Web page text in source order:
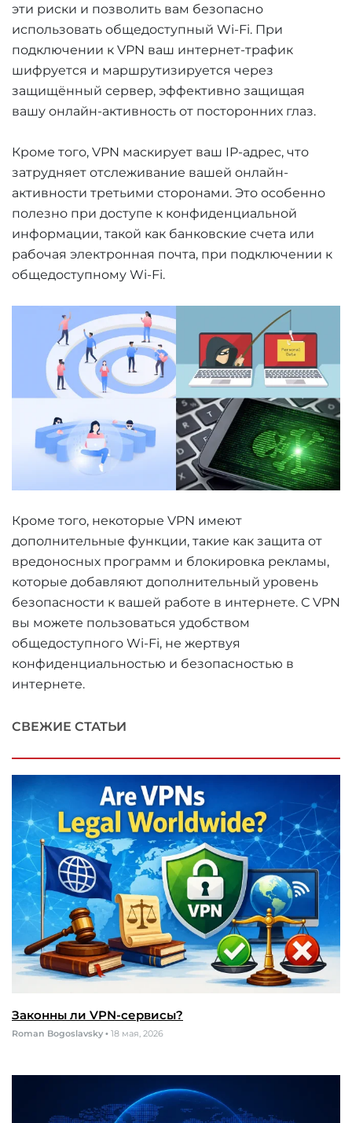
эти риски и позволить вам безопасно
использовать общедоступный Wi-Fi. При
подключении к VPN ваш интернет-трафик
шифруется и маршрутизируется через
защищённый сервер, эффективно защищая
вашу онлайн-активность от посторонних глаз.
Кроме того, VPN маскирует ваш IP-адрес, что
затрудняет отслеживание вашей онлайн-
активности третьими сторонами. Это особенно
полезно при доступе к конфиденциальной
информации, такой как банковские счета или
рабочая электронная почта, при подключении к
общедоступному Wi-Fi.
Кроме того, некоторые VPN имеют
дополнительные функции, такие как защита от
вредоносных программ и блокировка рекламы,
которые добавляют дополнительный уровень
безопасности к вашей работе в интернете. С VPN
вы можете пользоваться удобством
общедоступного Wi-Fi, не жертвуя
конфиденциальностью и безопасностью в
интернете.
СВЕЖИЕ СТАТЬИ
Законны ли VPN-сервисы?
Roman Bogoslavsky • 18 мая, 2026